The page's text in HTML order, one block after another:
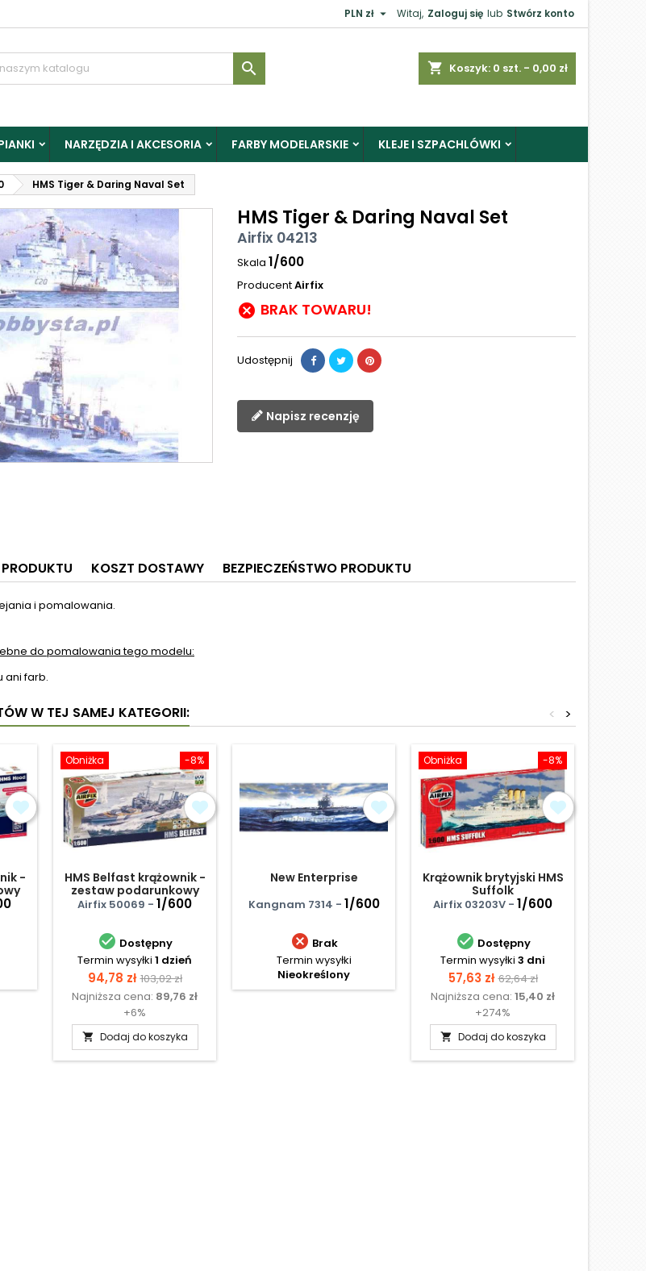
Witaj, Zaloguj się lub Stwórz konto
PLN zł 
shopping_cart Koszyk: 0 szt. - 0,00 zł

NARZĘDZIA I AKCESORIA FARBY MODELARSKIE KLEJE I SZPACHLÓWKI
HMS Tiger & Daring Naval Set
HMS Tiger & Daring Naval Set
Airfix 04213
Skala 1/600
ProducentAirfix
 BRAK TOWARU!
Udostępnij
Napisz recenzję
KOSZT DOSTAWY BEZPIECZEŃSTWO PRODUKTU
i pomalowania.
do pomalowania tego modelu:
ani farb.
W TEJ SAMEJ KATEGORII: >
<
-
-8%
Obniżka
HMS Belfast krążownik -
zestaw podarunkowy
Airfix 50069 - 1/600
 Dostępny
Termin wysyłki 1 dzień
Cena
94,78 zł Cena
podstawowa
103,02 zł
Najniższa cena: 89,76 zł
+6%
 Dodaj do koszyka
New Enterprise
Kangnam 7314 - 1/600
 Brak
Termin wysyłki
Nieokreślony
-8%
Obniżka
Krążownik brytyjski HMS
Suffolk
Airfix 03203V - 1/600
 Dostępny
Termin wysyłki 3 dni
Cena
57,63 zł Cena
podstawowa
62,64 zł
Najniższa cena: 15,40 zł
+274%
 Dodaj do koszyka